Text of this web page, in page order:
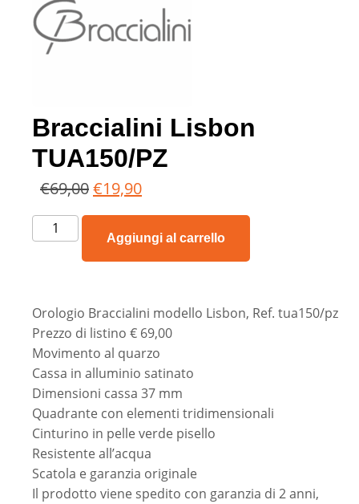
Braccialini Lisbon
TUA150/PZ
€69,00€19,90
Aggiungi al carrello
Orologio Braccialini modello Lisbon, Ref. tua150/pz
Prezzo di listino € 69,00
Movimento al quarzo
Cassa in alluminio satinato
Dimensioni cassa 37 mm
Quadrante con elementi tridimensionali
Cinturino in pelle verde pisello
Resistente all’acqua
Scatola e garanzia originale
Il prodotto viene spedito con garanzia di 2 anni,